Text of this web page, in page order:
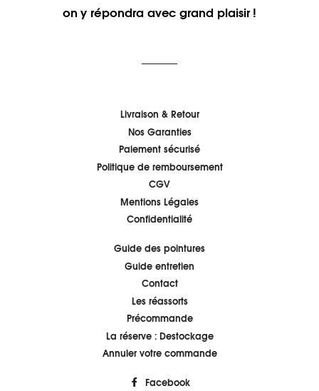
on y répondra avec grand plaisir !
Livraison & Retour
Nos Garanties
Paiement sécurisé
Politique de remboursement
CGV
Mentions Légales
Confidentialité
Guide des pointures
Guide entretien
Contact
Les réassorts
Précommande
La réserve : Destockage
Annuler votre commande
Facebook